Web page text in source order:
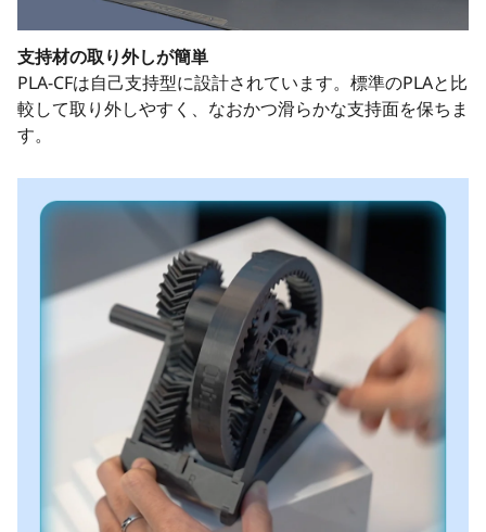
支持材の取り外しが簡単
PLA-CFは自己支持型に設計されています。標準のPLAと比
較して取り外しやすく、なおかつ滑らかな支持面を保ちま
す。